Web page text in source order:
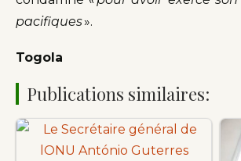
pacifiques».
Togola
Publications similaires: